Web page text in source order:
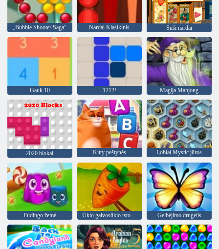
„Bubble Shooter Saga“ Nardai Klasikinis Suši nardai
Gauk 10 1212! Magija Mahjong
2020 blokai Kitty peštynės Lobiai Mystic jūros
Pudingo žemė Ūkio galvosūkio istorija Gelbėjimo drugelis